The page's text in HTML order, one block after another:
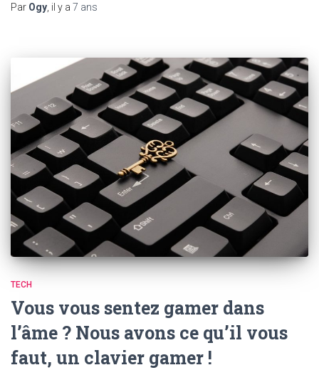
Par Ogy , il y a 7 ans
TECH
Vous vous sentez gamer dans
l’âme ? Nous avons ce qu’il vous
faut, un clavier gamer !